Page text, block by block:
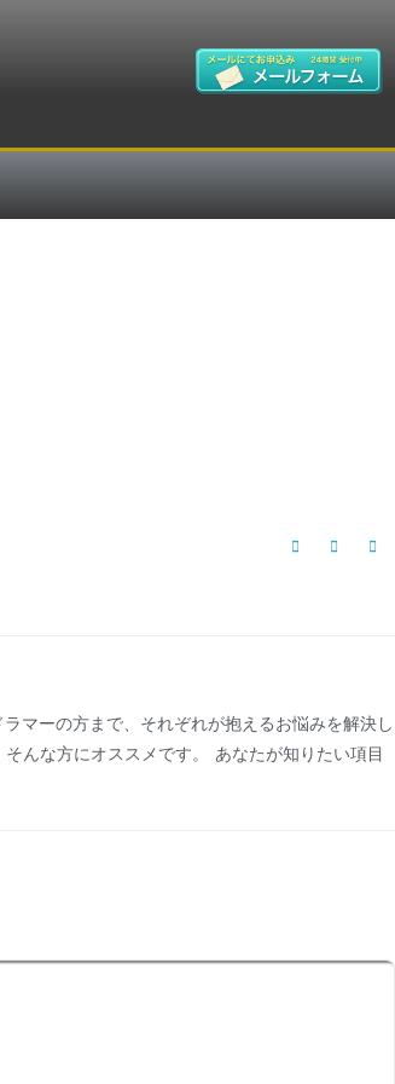
マーの方まで、それぞれが抱えるお悩みを解決し
んな方にオススメです。 あなたが知りたい項目